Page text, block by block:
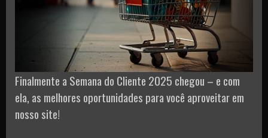
Finalmente a Semana do Cliente 2025 chegou – e com
ela, as melhores oportunidades para você aproveitar em
nosso site!